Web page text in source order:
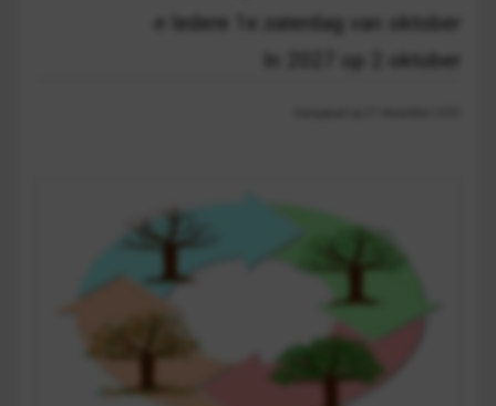
Iedere 1e zaterdag van oktober
In 2027 op 2 oktober